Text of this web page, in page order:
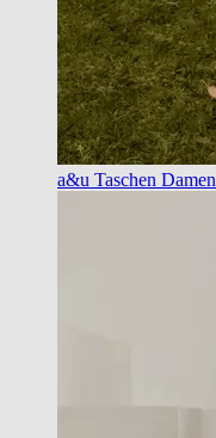
a&u Taschen Damen